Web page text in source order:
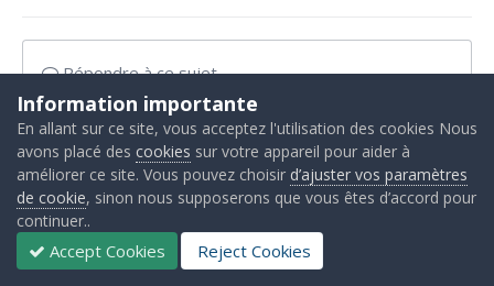
Répondre à ce sujet…
Partager Abonnés 0
Information importante
En allant sur ce site, vous acceptez l'utilisation des cookies Nous
avons placé des cookies sur votre appareil pour aider à
améliorer ce site. Vous pouvez choisir d’ajuster vos paramètres
de cookie, sinon nous supposerons que vous êtes d’accord pour
continuer..
Accept Cookies Reject Cookies